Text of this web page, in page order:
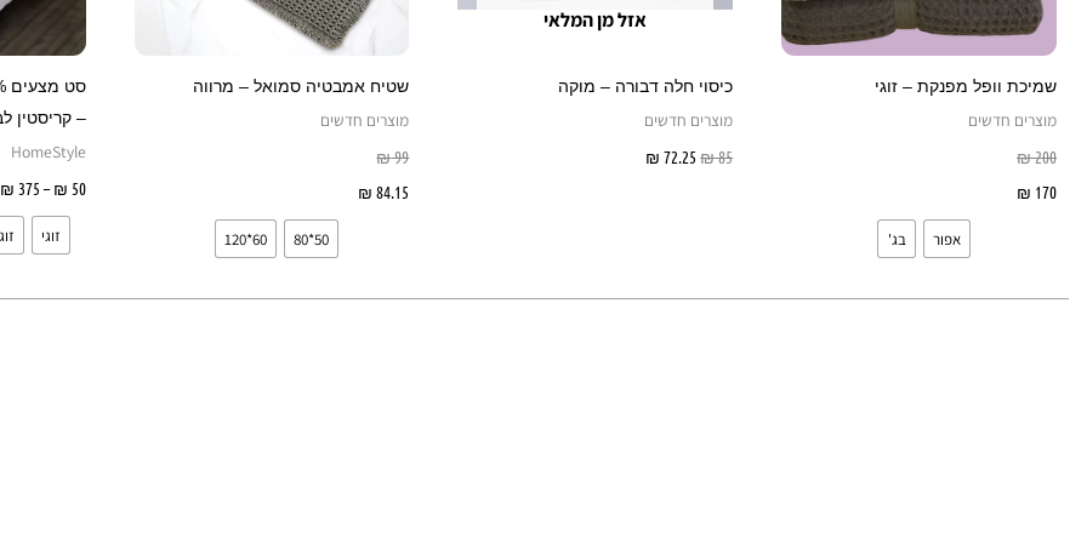
שמיכת וופל מפנקת – זוגי
מוצרים חדשים
₪200
₪ 170
את
האפשרויות
אפור בג'
אזל מן המלאי
כיסוי חלה דבורה – מוקה
מוצרים חדשים
₪85
₪ 72.25
שטיח אמבטיה סמואל – מרווה
מוצרים חדשים
₪99
₪ 84.15
בעמוד
50*80
60*120
– קריסטין
HomeStyle
₪ 50
–
₪ 375
זוגי